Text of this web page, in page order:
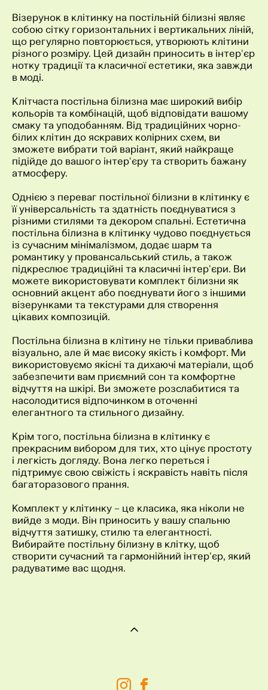
Візерунок в клітинку на постільній білизні являє
собою сітку горизонтальних і вертикальних ліній,
що регулярно повторюється, утворюють клітини
різного розміру. Цей дизайн приносить в інтер'єр
нотку традиції та класичної естетики, яка завжди
в моді.
Клітчаста постільна білизна має широкий вибір
кольорів та комбінацій, щоб відповідати вашому
смаку та уподобанням. Від традиційних чорно-
білих клітин до яскравих колірних схем, ви
зможете вибрати той варіант, який найкраще
підійде до вашого інтер'єру та створить бажану
атмосферу.
Однією з переваг постільної білизни в клітинку є
її універсальність та здатність поєднуватися з
різними стилями та декором спальні. Естетична
постільна білизна в клітинку чудово поєднується
із сучасним мінімалізмом, додає шарм та
романтику у провансальський стиль, а також
підкреслює традиційні та класичні інтер'єри. Ви
можете використовувати комплект білизни як
основний акцент або поєднувати його з іншими
візерунками та текстурами для створення
цікавих композицій.
Постільна білизна в клітину не тільки приваблива
візуально, але й має високу якість і комфорт. Ми
використовуємо якісні та дихаючі матеріали, щоб
забезпечити вам приємний сон та комфортне
відчуття на шкірі. Ви зможете розслабитися та
насолодитися відпочинком в оточенні
елегантного та стильного дизайну.
Крім того, постільна білизна в клітинку є
прекрасним вибором для тих, хто цінує простоту
і легкість догляду. Вона легко переться і
підтримує свою свіжість і яскравість навіть після
багаторазового прання.
Комплект у клітинку – це класика, яка ніколи не
вийде з моди. Він приносить у вашу спальню
відчуття затишку, стилю та елегантності.
Вибирайте постільну білизну в клітку, щоб
створити сучасний та гармонійний інтер'єр, який
радуватиме вас щодня.